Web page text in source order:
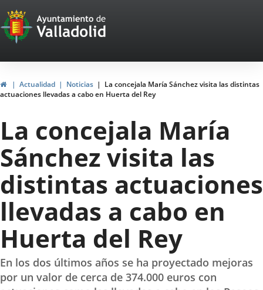
Portal
Web
del
Ayuntamiento
de
Valladolid
HomeActualidad Noticias
La concejala María Sánchez visita las distintas
actuaciones llevadas a cabo en Huerta del Rey
La concejala María
Sánchez visita las
distintas actuaciones
llevadas a cabo en
Huerta del Rey
En los dos últimos años se ha proyectado mejoras
por un valor de cerca de 374.000 euros con